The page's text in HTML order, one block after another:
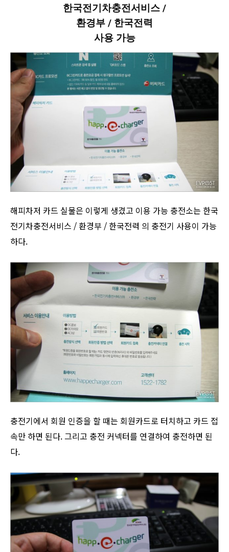
한국전기차충전서비스 /
환경부 / 한국전력
사용 가능
해피차저 카드 실물은 이렇게 생겼고 이용 가능 충전소는 한국
전기차충전서비스 / 환경부 / 한국전력 의 충전기 사용이 가능
하다.
충전기에서 회원 인증을 할 때는 회원카드로 터치하고 카드 접
속만 하면 된다. 그리고 충전 커넥터를 연결하여 충전하면 된
다.